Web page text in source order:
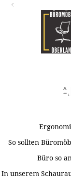
So sollten
Büro so
In unserem